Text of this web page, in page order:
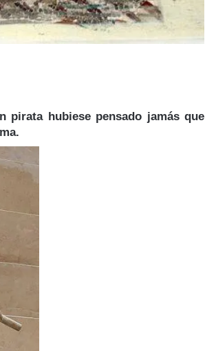
pirata hubiese pensado jamás que